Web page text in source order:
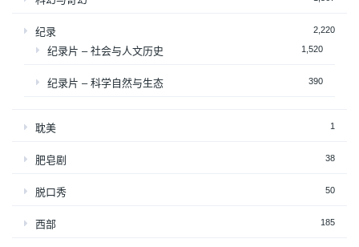
纪录 2,220
纪录片 – 社会与人文历史 1,520
纪录片 – 科学自然与生态 390
耽美 1
肥皂剧 38
脱口秀 50
西部 185